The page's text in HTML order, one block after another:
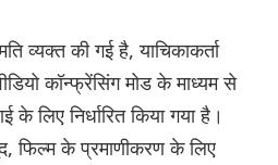
व्यक्त की गई है, याचिकाकर्ता
कॉन्फ्रेंसिंग मोड के माध्यम से
लिए निर्धारित किया गया है।
फिल्म के प्रमाणीकरण के लिए